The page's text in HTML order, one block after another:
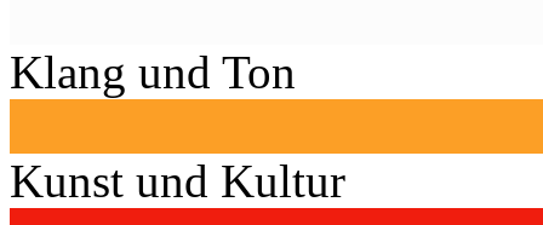
Klang und Ton
Kunst und Kultur